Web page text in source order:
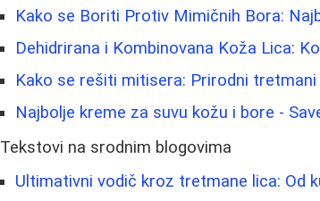
Kako se Boriti Protiv Mimičnih Bora:
Dehidrirana i Kombinovana Koža Lica:
Kako se rešiti mitisera: Prirodni
Najbolje kreme za suvu kožu i bore -
Tekstovi na srodnim blogovima
Ultimativni vodič kroz tretmane lica: Od